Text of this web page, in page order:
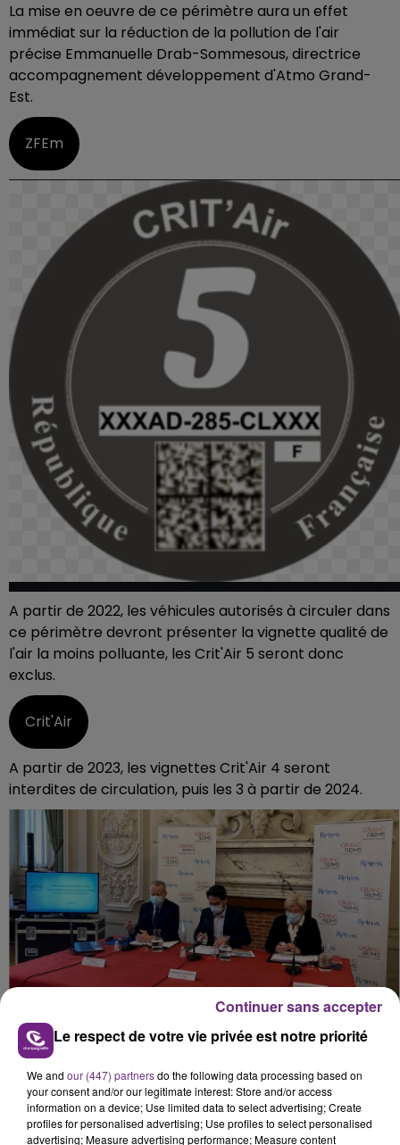
La mise en oeuvre de ce périmètre aura un effet
immédiat sur la réduction de la pollution de l'air
précise Emmanuelle Drab-Sommesous, directrice
accompagnement développement d'Atmo Grand-
Est.
ZFEm
A partir de 2022, les véhicules autorisés à circuler dans
ce périmètre devront présenter la vignette qualité de
l'air la moins polluante, les Crit'Air 5 seront donc
exclus.
Crit'Air
A partir de 2023, les vignettes Crit'Air 4 seront
interdites de circulation, puis les 3 à partir de 2024.
Ces futures mesures de protection de
l'environnement seront soumises à une consultation
publique, du 15 février au 7 mars.
Les collectivités veulent les faire passer en douceur,
Le respect de votre vie privée est notre priorité
We and our (447) partnersdo the following data processing based on
your consent and/or our legitimate interest: Store and/or access
information on a device; Use limited data to select advertising; Create
profiles for personalised advertising; Use profiles to select personalised
advertising; Measure advertising performance; Measure content
Continuer sans accepter